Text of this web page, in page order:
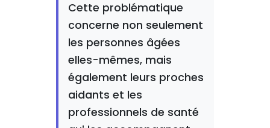
Cette problématique
concerne non seulement
les personnes âgées
elles-mêmes, mais
également leurs proches
aidants et les
professionnels de santé